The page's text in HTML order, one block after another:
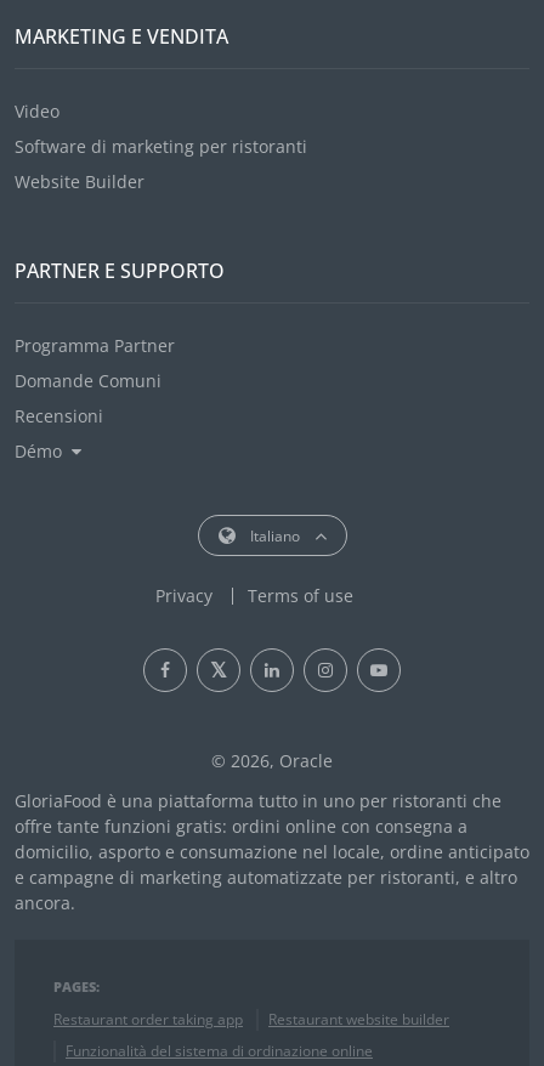
MARKETING E VENDITA
Video
Software di marketing per ristoranti
Website Builder
PARTNER E SUPPORTO
Programma Partner
Domande Comuni
Recensioni
Démo
Italiano
Privacy Terms of use
© 2026, Oracle
GloriaFood è una piattaforma tutto in uno per ristoranti che
offre tante funzioni gratis: ordini online con consegna a
domicilio, asporto e consumazione nel locale, ordine anticipato
e campagne di marketing automatizzate per ristoranti, e altro
ancora.
PAGES:
Restaurant order taking app
Restaurant website builder
Funzionalità del sistema di ordinazione online